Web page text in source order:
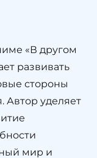
«В другом
развивать
стороны
Автор уделяет
мир и